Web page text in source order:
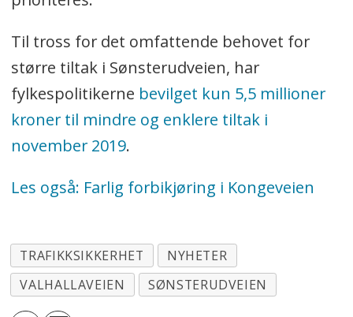
Til tross for det omfattende behovet for
større tiltak i Sønsterudveien, har
fylkespolitikerne bevilget kun 5,5 millioner
kroner til mindre og enklere tiltak i
november 2019.
Les også: Farlig forbikjøring i Kongeveien
TRAFIKKSIKKERHET
NYHETER
VALHALLAVEIEN
SØNSTERUDVEIEN